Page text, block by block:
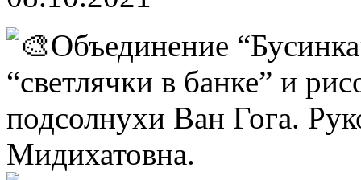
Объединение
“светлячки в банке” и
подсолнухи Ван Гога.
Мидихатовна.